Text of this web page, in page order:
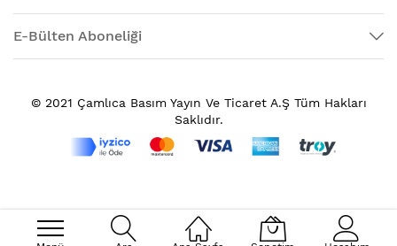
E-Bülten Aboneliği
© 2021 Çamlıca Basım Yayın Ve Ticaret A.Ş Tüm Hakları
Saklıdır.